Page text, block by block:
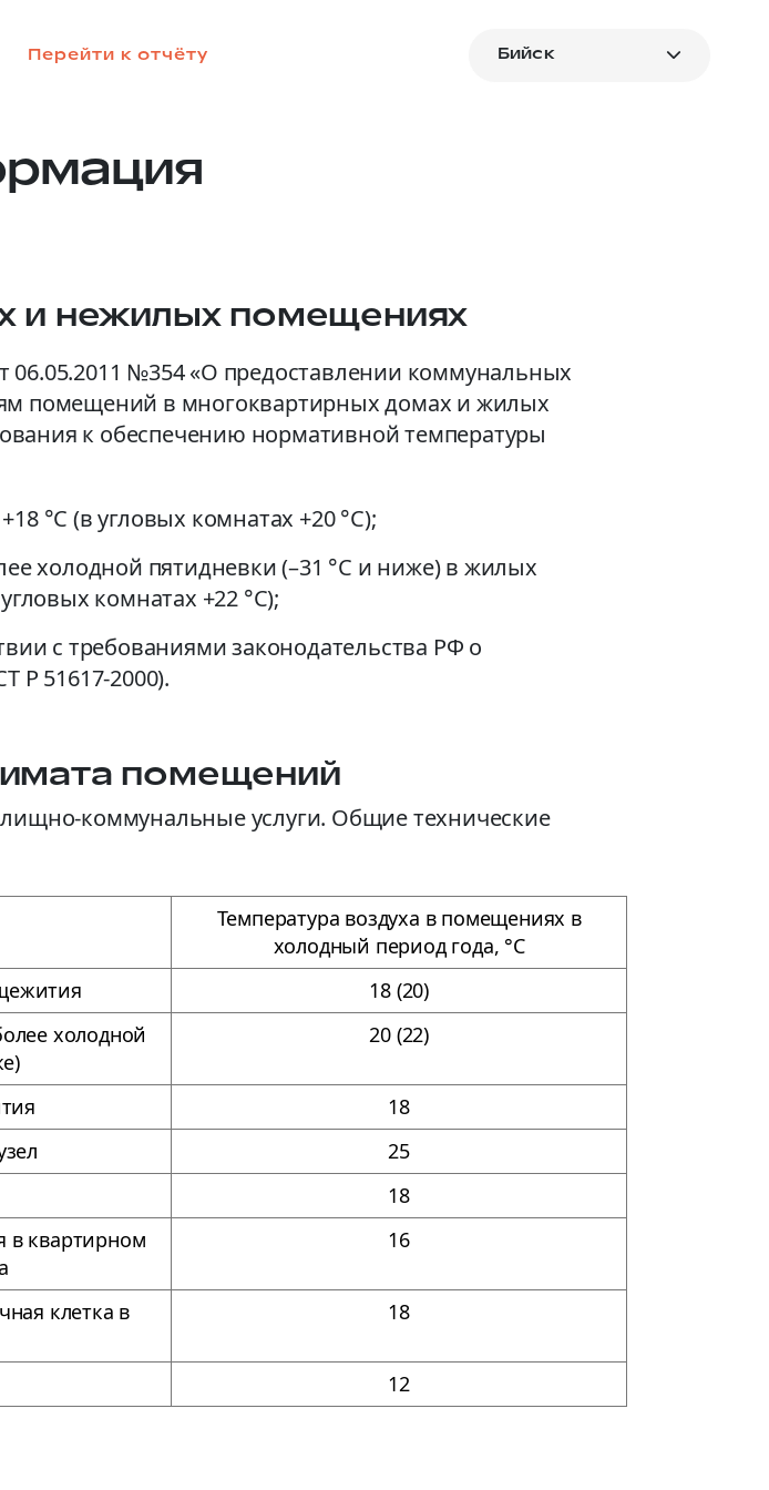
Перейти к отчёту Бийск
и нежилых помещениях
06.05.2011 №354 «О предоставлении коммунальных
помещений в многоквартирных домах и жилых
к обеспечению нормативной температуры
°C (в угловых комнатах +20 °C);
холодной пятидневки (–31 °C и ниже) в жилых
комнатах +22 °C);
с требованиями законодательства РФ о
Р 51617-2000).
помещений
коммунальные услуги. Общие технические
Температура воздуха в помещениях в
холодный период года, °С
18 (20)
холодной
20 (22)
18
25
18
в квартирном
16
клетка в
18
12